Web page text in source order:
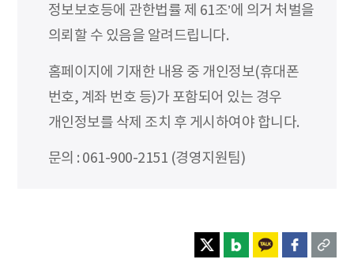
정보보호등에 관한법률 제 61조’에 의거 처벌을
의뢰할 수 있음을 알려드립니다.
홈페이지에 기재한 내용 중 개인정보(휴대폰
번호, 계좌 번호 등)가 포함되어 있는 경우
개인정보를 삭제 조치 후 게시하여야 합니다.
문의 : 061-900-2151 (경영지원팀)